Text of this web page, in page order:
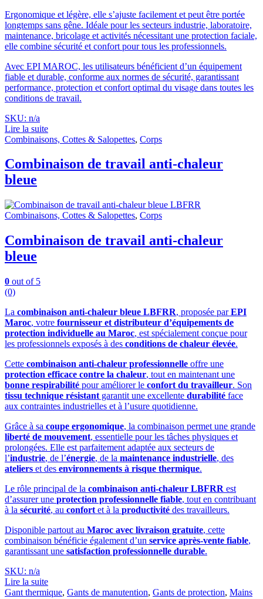
Ergonomique et légère, elle s’ajuste facilement et peut être portée
longtemps sans gêne. Idéale pour les secteurs industrie, laboratoire,
maintenance, bricolage et activités nécessitant une protection faciale,
elle combine sécurité et confort pour tous les professionnels.
Avec EPI MAROC, les utilisateurs bénéficient d’un équipement
fiable et durable, conforme aux normes de sécurité, garantissant
performance, protection et confort optimal du visage dans toutes les
conditions de travail.
SKU: n/a
Lire la suite
Combinaisons, Cottes & Salopettes, Corps
Combinaison de travail anti-chaleur
bleue
Combinaisons, Cottes & Salopettes, Corps
Combinaison de travail anti-chaleur
bleue
0 out of 5
(0)
La combinaison anti-chaleur bleue LBFRR, proposée parEPI
Maroc, votre fournisseur et distributeur d’équipements de
protection individuelle au Maroc, est spécialement conçue pour
les professionnels exposés à des conditions de chaleur élevée.
Cette combinaison anti-chaleur professionnelle offre une
protection efficace contre la chaleur, tout en maintenant une
bonne respirabilité pour améliorer le confort du travailleur. Son
tissu technique résistant garantit une excellente durabilité face
aux contraintes industrielles et à l’usure quotidienne.
Grâce à sa coupe ergonomique, la combinaison permet une grande
liberté de mouvement, essentielle pour les tâches physiques et
prolongées. Elle est parfaitement adaptée aux secteurs de
l’industrie, de l’énergie, de la maintenance industrielle, des
ateliers et des environnements à risque thermique.
Le rôle principal de la combinaison anti-chaleur LBFRR est
d’assurer une protection professionnelle fiable, tout en contribuant
à la sécurité, au confort et à la productivité des travailleurs.
Disponible partout au Maroc avec livraison gratuite, cette
combinaison bénéficie également d’un service après-vente fiable,
garantissant une satisfaction professionnelle durable.
SKU: n/a
Lire la suite
Gant thermique, Gants de manutention, Gants de protection, Mains